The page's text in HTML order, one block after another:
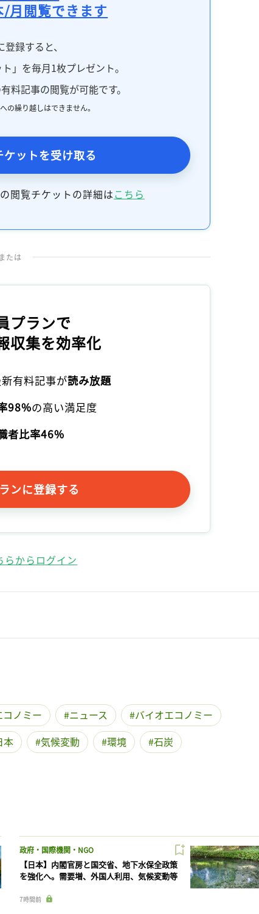
月閲覧できます
録すると、
」を毎月1枚プレゼント。
料記事の閲覧が可能です。
の繰り越しはできません。
ットを受け取る
閲覧チケットの詳細はこちら
または
プランで
収集を効率化
有料記事が読み放題
98%の高い満足度
者比率46%
ンに登録する
らからログイン
ノミー ニュース
バイオエコノミー
本 気候変動 環境 石炭
政府・国際機関・NGO
【日本】内閣官房と国交省、地下水保全政策
を強化へ。需要増、外国人利用、気候変動等
7時間前
記事をお気に入りに保存するには
ログイン 会員登録